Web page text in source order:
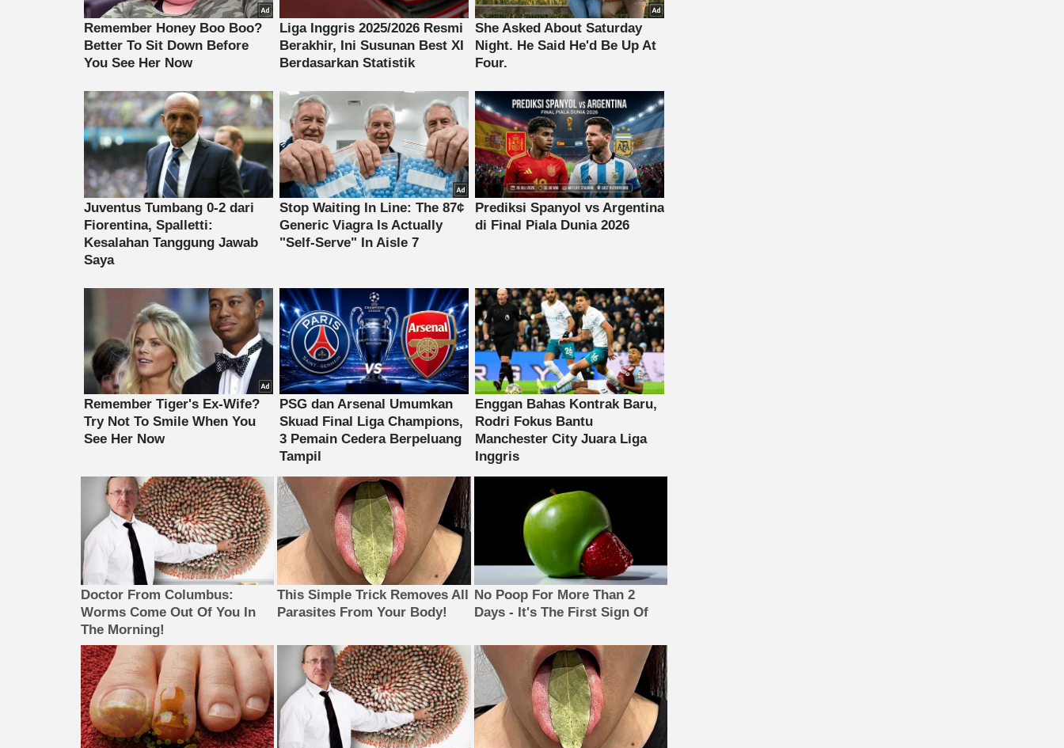
Doctor From Columbus:
Worms Come Out Of You In
The Morning!
This Simple Trick Removes All
Parasites From Your Body!
No Poop For More Than 2
Days - It's The First Sign Of